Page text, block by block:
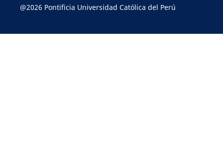
@2026 Pontificia Universidad Católica del Perú